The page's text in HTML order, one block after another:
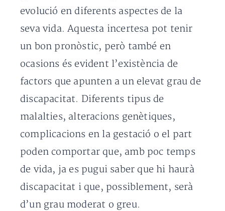
evolució en diferents aspectes de la
seva vida. Aquesta incertesa pot tenir
un bon pronòstic, però també en
ocasions és evident l’existència de
factors que apunten a un elevat grau de
discapacitat. Diferents tipus de
malalties, alteracions genètiques,
complicacions en la gestació o el part
poden comportar que, amb poc temps
de vida, ja es pugui saber que hi haurà
discapacitat i que, possiblement, serà
d’un grau moderat o greu.